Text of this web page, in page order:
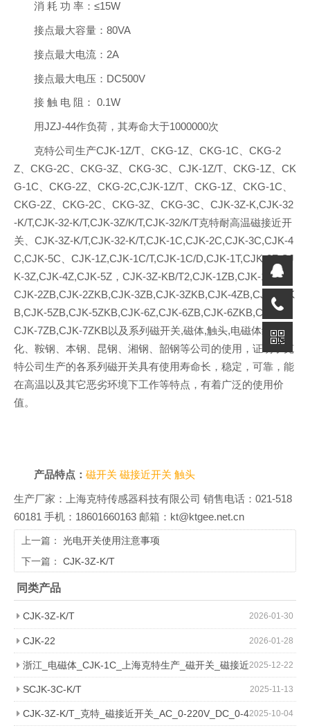
消 耗 功 率：≤15W
接点最大容量：80VA
接点最大电流：2A
接点最大电压：DC500V
接 触 电 阻： 0.1W
用JZJ-44作负荷，其寿命大于1000000次
克特公司生产CJK-1Z/T、CKG-1Z、CKG-1C、CKG-2
Z、CKG-2C、CKG-3Z、CKG-3C、CJK-1Z/T、CKG-1Z、CK
G-1C、CKG-2Z、CKG-2C,CJK-1Z/T、CKG-1Z、CKG-1C、
CKG-2Z、CKG-2C、CKG-3Z、CKG-3C、CJK-3Z-K,CJK-32
-K/T,CJK-32-K/T,CJK-3Z/K/T,CJK-32/K/T克特耐高温磁接近开
关、CJK-3Z-K/T,CJK-32-K/T,CJK-1C,CJK-2C,CJK-3C,CJK-4
C,CJK-5C、CJK-1Z,CJK-1C/T,CJK-1C/D,CJK-1T,CJK-2Z,CJ
K-3Z,CJK-4Z,CJK-5Z，CJK-3Z-KB/T2,CJK-1ZB,CJK-1ZKB,
CJK-2ZB,CJK-2ZKB,CJK-3ZB,CJK-3ZKB,CJK-4ZB,CJK-4ZK
B,CJK-5ZB,CJK-5ZKB,CJK-6Z,CJK-6ZB,CJK-6ZKB,CJK-7Z,
CJK-7ZB,CJK-7ZKB以及系列磁开关,磁体,触头,电磁体经过焦
化、鞍钢、本钢、昆钢、湘钢、韶钢等公司的使用，证明了克
特公司生产的各系列磁开关具有使用寿命长，稳定，可靠，能
在高温以及其它恶劣环境下工作等特点，有着广泛的使用价
值。
产品特点：磁开关磁接近开关触头
生产厂家：上海克特传感器科技有限公司 销售电话：021-518
60181 手机：18601660163 邮箱：kt@ktgee.net.cn
上一篇： 光电开关使用注意事项
下一篇： CJK-3Z-K/T
同类产品
2026-01-30
CJK-3Z-K/T
2026-01-28
CJK-22
2025-12-22
浙江_电磁体_CJK-1C_上海克特生产_磁开关_磁接近
开关_耐高温_不锈钢 2025-11-13
SCJK-3C-K/T
2025-10-04
CJK-3Z-K/T_克特_磁接近开关_AC_0-220V_DC_0-4